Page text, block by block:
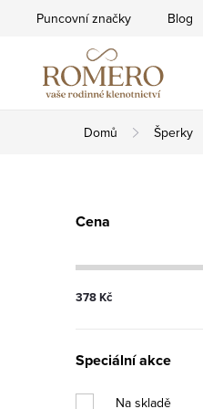
Puncovní značky Blog
Domů Šperky
P
s
r
a
Cena
378Kč
Speciální akce
Na skladě